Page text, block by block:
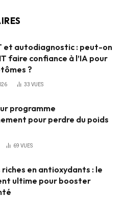
et autodiagnostic : peut-on
faire confiance à l’IA pour
?
33 VUES
programme
pour perdre du poids
69 VUES
en antioxydants : le
ultime pour booster